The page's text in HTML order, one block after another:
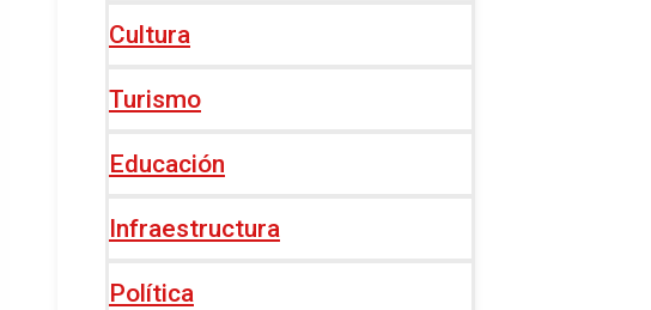
Cultura
Turismo
Educación
Infraestructura
Política